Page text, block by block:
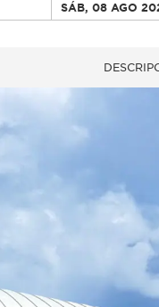
SÁB, 08 AGO